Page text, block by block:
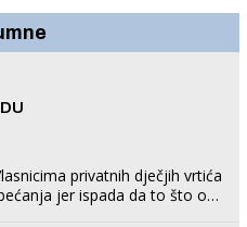
privatnih dječjih vrtića
jer ispada da to što oni